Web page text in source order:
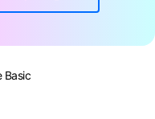
Basic